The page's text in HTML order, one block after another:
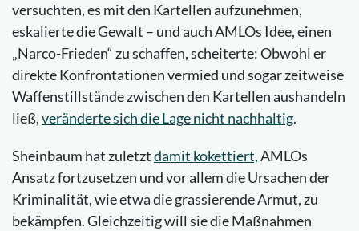
versuchten, es mit den Kartellen aufzunehmen,
eskalierte die Gewalt – und auch AMLOs Idee, einen
„Narco-Frieden“ zu schaffen, scheiterte: Obwohl er
direkte Konfrontationen vermied und sogar zeitweise
Waffenstillstände zwischen den Kartellen aushandeln
ließ,veränderte sich die Lage nicht nachhaltig.
Sheinbaum hat zuletztdamit kokettiert,AMLOs
Ansatz fortzusetzen und vor allem die Ursachen der
Kriminalität, wie etwa die grassierende Armut, zu
bekämpfen. Gleichzeitig will sie die Maßnahmen